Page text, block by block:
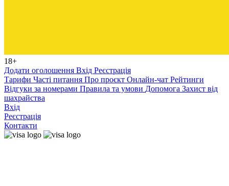
18+
Додати оголошення Вхід Реєстрація
Тарифи Часті питання Про проєкт Онлайн-чат Рейтинги
Відгуки за номерами Правила та умови Допомога Захист від
шахрайства
Вхід
Реєстрація
Контакти